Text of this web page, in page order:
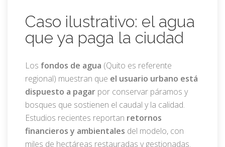
Caso ilustrativo: el agua
que ya paga la ciudad
Los fondos de agua (Quito es referente
regional) muestran que el usuario urbano está
dispuesto a pagar por conservar páramos y
bosques que sostienen el caudal y la calidad.
Estudios recientes reportan retornos
financieros y ambientales del modelo, con
miles de hectáreas restauradas y gestionadas.